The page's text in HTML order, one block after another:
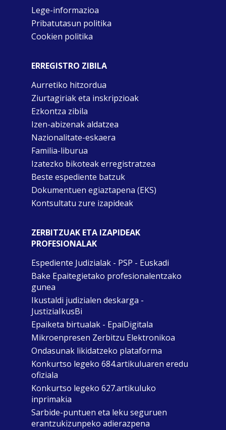
Lege-informazioa
Pribatutasun politika
Cookien politika
ERREGISTRO ZIBILA
Aurretiko hitzordua
Ziurtagiriak eta inskripzioak
Ezkontza zibila
Izen-abizenak aldatzea
Nazionalitate-eskaera
Familia-liburua
Izatezko bikoteak erregistratzea
Beste espediente batzuk
Dokumentuen egiaztapena (EKS)
Kontsultatu zure izapideak
ZERBITZUAK ETA IZAPIDEAK
PROFESIONALAK
Espediente Judizialak - PSP - Euskadi
Bake Epaitegietako profesionalentzako
gunea
Ikustaldi judizialen deskarga -
JustiziaIkusBi
Epaiketa birtualak - EpaiDigitala
Mikroenpresen Zerbitzu Elektronikoa
Ondasunak likidatzeko plataforma
Konkurtso legeko 684.artikuluaren eredu
ofiziala
Konkurtso legeko 627.artikuluko
inprimakia
Sarbide-puntuen eta leku seguruen
erantzukizunpeko adierazpena